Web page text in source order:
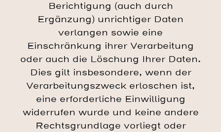
Berichtigung (auch durch
Ergänzung) unrichtiger Daten
verlangen sowie eine
Einschränkung ihrer Verarbeitung
oder auch die Löschung Ihrer Daten.
Dies gilt insbesondere, wenn der
Verarbeitungszweck erloschen ist,
eine erforderliche Einwilligung
widerrufen wurde und keine andere
Rechtsgrundlage vorliegt oder